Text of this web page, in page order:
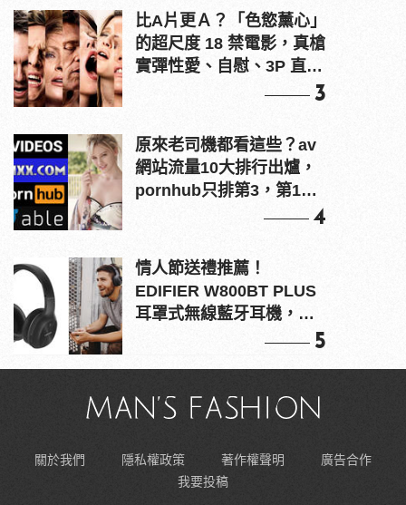
比A片更Ａ？「色慾薰心」
的超尺度 18 禁電影，真槍
實彈性愛、自慰、3P 直接
3
原來老司機都看這些？av
網站流量10大排行出爐，
pornhub只排第3，第1名
4
情人節送禮推薦！
EDIFIER W800BT PLUS
耳罩式無線藍牙耳機，在
5
關於我們 隱私權政策 著作權聲明
廣告合作
我要投稿